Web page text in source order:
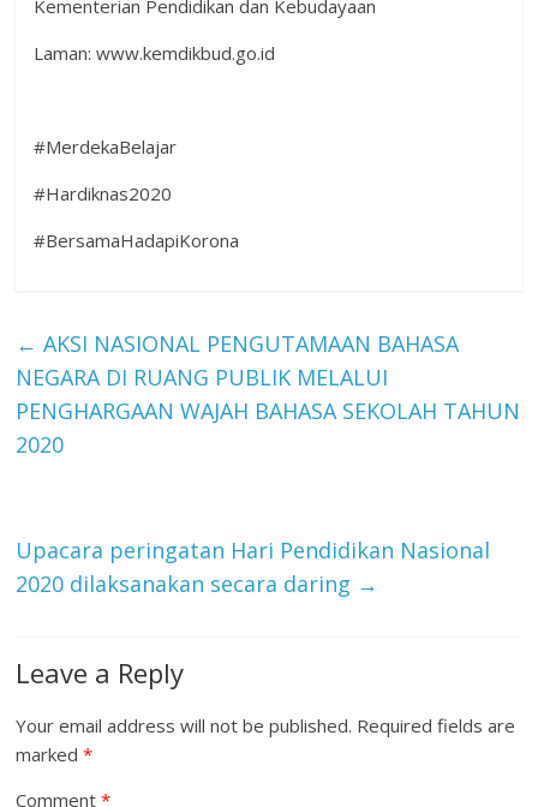
Kementerian Pendidikan dan Kebudayaan
Laman: www.kemdikbud.go.id
#MerdekaBelajar
#Hardiknas2020
#BersamaHadapiKorona
← AKSI NASIONAL PENGUTAMAAN BAHASA
NEGARA DI RUANG PUBLIK MELALUI
PENGHARGAAN WAJAH BAHASA SEKOLAH TAHUN
2020
Upacara peringatan Hari Pendidikan Nasional
2020 dilaksanakan secara daring →
Leave a Reply
Your email address will not be published. Required fields are
marked*
Comment*